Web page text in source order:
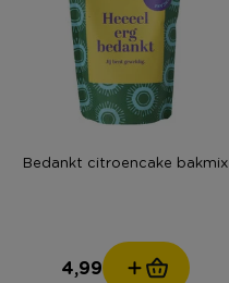
Bedankt citroencake bakmix
4,99